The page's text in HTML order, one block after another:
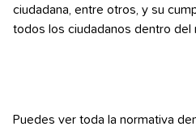
ciudadana, entre otros, y su
todos los ciudadanos dentro del
Puedes ver toda la normativa